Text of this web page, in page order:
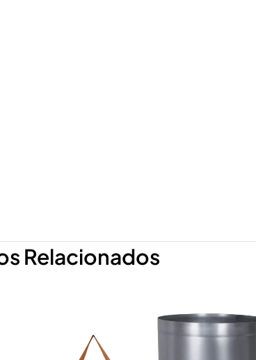
Relacionados